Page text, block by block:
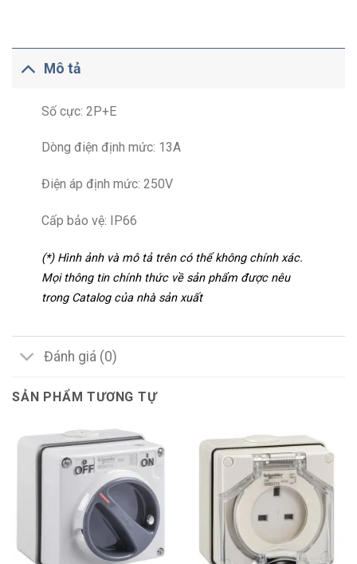
Mô tả
Số cực: 2P+E
Dòng điện định mức: 13A
Điện áp định mức: 250V
Cấp bảo vệ: IP66
(*) Hình ảnh và mô tả trên có thể không chính xác.
Mọi thông tin chính thức về sản phẩm được nêu
trong Catalog của nhà sản xuất
Đánh giá (0)
SẢN PHẨM TƯƠNG TỰ